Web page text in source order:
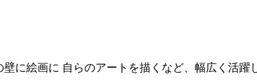
に絵画に 自らのアートを描くなど、幅広く活躍